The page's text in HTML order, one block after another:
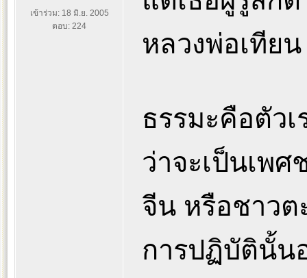
เข้าร่วม: 18 มิ.ย. 2005
ตอบ: 224
หลวงพ่อเทีย
ธรรมะคือตัว
ว่าจะเป็นเพ
จีน หรือชาว
การปฏิบัตินั้น